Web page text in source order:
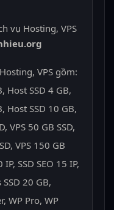
vụ Hosting, VPS
VPS gồm:
Host SSD 4 GB,
Host SSD 10 GB,
VPS 50 GB SSD,
VPS 150 GB
IP, SSD SEO 15 IP,
20 GB,
WP Pro, WP